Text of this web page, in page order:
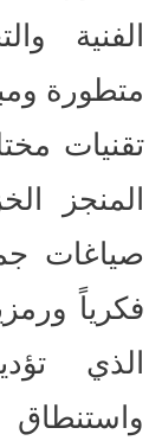
الفنية
متطورة
تقنيات
المنجز
صياغات
فكرياً
الذي
واستنطاق